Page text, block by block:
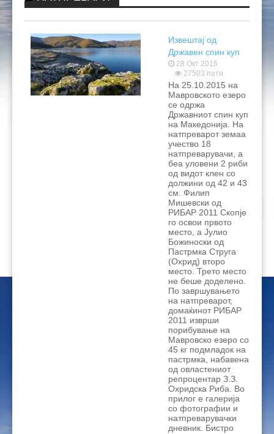
Извештај од
Државен спин куп
Маврово 2015
28 Окт 2015
27503 пати
На 25.10.2015 на
Мавровското езеро
се одржа
Државниот спин куп
на Македонија. На
натпреварот земаа
учество 18
натпреварувачи, а
беа уловени 2 риби
од видот клен со
должини од 42 и 43
см. Филип
Мишевски од
РИБАР 2011 Скопје
го освои првото
место, а Јулио
Божиноски од
Пастрмка Струга
(Охрид) второ
место. Трето место
не беше доделено.
По завршувањето
на натпреварот,
домаќинот РИБАР
2011 изврши
порибување на
Мавровско езеро со
45 кг подмладок на
пастрмка, набавена
од овластениот
репроцентар З.З.
Охридска Риба. Во
прилог е галерија
со фотографии и
натпреварувачки
дневник. Бистро
РЕЗУЛТАТИ 2024
НАТПРЕВАРИ 2023
РЕЗУЛТАТИ
НАТПРЕВАРИ 2021
РЕЗУЛТАТИ
НАТПРЕВАРИ 2022
ЛИЧНИ КАРТИ
ПРАВИЛНИЦИ
ПРАВИЛНИЦИ НА МРФ
ПРАВИЛНИЦИ ЗА НАТПРЕВАРИ
РЕГИСТРАЦИЈА НА СПОРТИСТИ
ЦЕНОВНИЦИ ЗА ЛЕГИТИМАЦИИ И ДОЗВОЛИ
КОНТАКТ
ПРАШАЊА